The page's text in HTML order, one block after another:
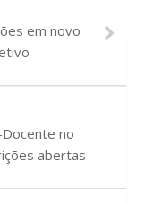
em novo
no
abertas